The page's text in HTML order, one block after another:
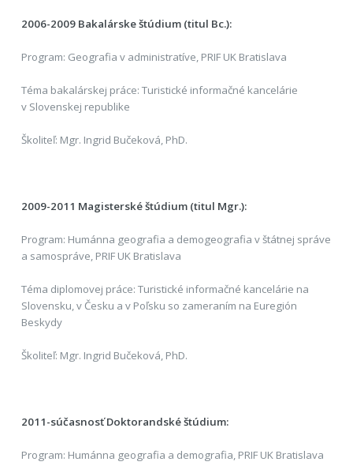
2006-2009 Bakalárske štúdium (titul Bc.):
Program: Geografia v administratíve, PRIF UK Bratislava
Téma bakalárskej práce: Turistické informačné kancelárie
v Slovenskej republike
Školiteľ: Mgr. Ingrid Bučeková, PhD.
2009-2011 Magisterské štúdium (titul Mgr.):
Program: Humánna geografia a demogeografia v štátnej správe
a samospráve, PRIF UK Bratislava
Téma diplomovej práce: Turistické informačné kancelárie na
Slovensku, v Česku a v Poľsku so zameraním na Euregión
Beskydy
Školiteľ: Mgr. Ingrid Bučeková, PhD.
2011-súčasnosť Doktorandské štúdium:
Program: Humánna geografia a demografia, PRIF UK Bratislava